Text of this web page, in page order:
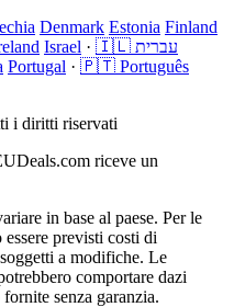
Denmark Estonia Finland
Israel ·
🇮🇱 עברית
Portugal · 🇵🇹 Português
i diritti riservati
riceve un
in base al paese. Per le
previsti costi di
a modifiche. Le
comportare dazi
senza garanzia.